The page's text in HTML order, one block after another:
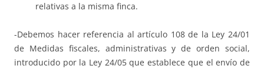
relativas a la misma finca.
-Debemos hacer referencia al artículo 108 de la Ley 24/01
de Medidas fiscales, administrativas y de orden social,
introducido por la Ley 24/05 que establece que el envío de